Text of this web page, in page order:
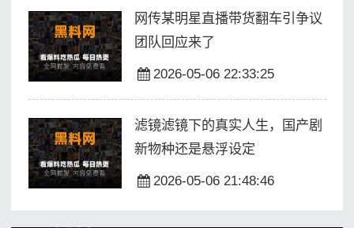
网传某明星直播带货翻车引争议
团队回应来了
2026-05-06 22:33:25
滤镜滤镜下的真实人生，国产剧
新物种还是悬浮设定
2026-05-06 21:48:46